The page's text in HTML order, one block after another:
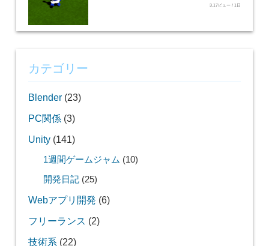
3.17ビュー / 1日
カテゴリー
Blender(23)
PC関係(3)
Unity(141)
1週間ゲームジャム (10)
開発日記(25)
Webアプリ開発 (6)
フリーランス (2)
技術系 (22)